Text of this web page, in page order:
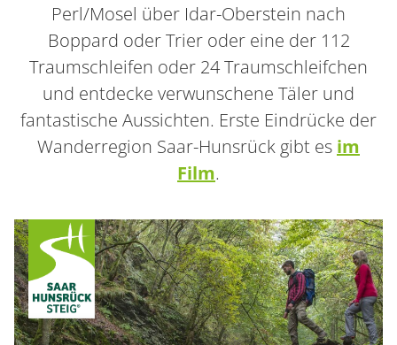
Perl/Mosel über Idar-Oberstein nach
Boppard oder Trier oder eine der 112
Traumschleifen oder 24 Traumschleifchen
und entdecke verwunschene Täler und
fantastische Aussichten. Erste Eindrücke der
Wanderregion Saar-Hunsrück gibt es im
Film.
Container